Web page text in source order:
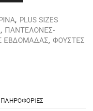
, PLUS SIZES
, ΠΑΝΤΕΛΟΝΕΣ-
ΕΒΔΟΜΑΔΑΣ, ΦΟΥΣΤΕΣ